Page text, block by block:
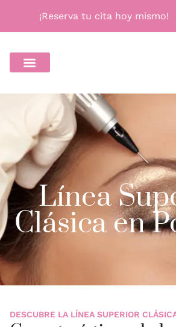
¡Reserva tu cita hoy mismo!
Línea
Clásica en
DESCUBRE LA LÍNEA SUPERIOR